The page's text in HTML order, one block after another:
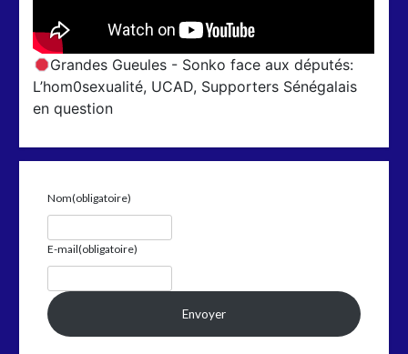
Grandes Gueules - Sonko face aux députés:
L’hom0sexualité, UCAD, Supporters Sénégalais
en question
Nom(obligatoire)
E-mail(obligatoire)
Envoyer